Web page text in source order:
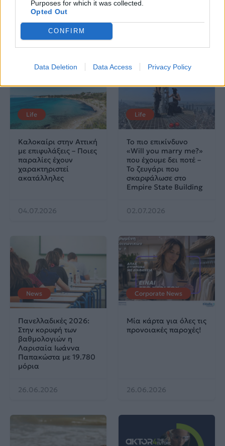
Purposes for which it was collected.
Opted Out
CONFIRM
Data Deletion Data Access Privacy Policy
Δες επίσης
Life
Καλοκαίρι στην Αττική
με επιφυλάξεις – Ποιες
παραλίες έχουν
χαρακτηριστεί
ακατάλληλες
04.07.2026
Life
Το πιο επικίνδυνο
«Will you marry me?»
που έχουμε δει ποτέ –
Το ζευγάρι που
σκαρφάλωσε στο
Empire State Building
02.07.2026
News
Πανελλαδικές 2026:
Στην κορυφή των
βαθμολογιών η
Λαρισαία Ιωάννα
Παπακώστα με 19.780
μόρια
26.06.2026
Corporate News
Μία κάρτα για όλες τις
προνοιακές παροχές!
26.06.2026